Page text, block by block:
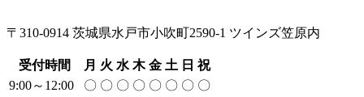
〒310-0914 茨城県水戸市小吹町2590-1 ツインズ笠原内
受付時間 月 火 水 木 金 土 日 祝
9:00～12:00
〇 〇 〇 〇 〇 〇 〇 〇